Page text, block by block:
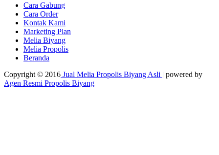
Cara Gabung
Cara Order
Kontak Kami
Marketing Plan
Melia Biyang
Melia Propolis
Beranda
Copyright © 2016 Jual Melia Propolis Biyang Asli | powered by
Agen Resmi Propolis Biyang